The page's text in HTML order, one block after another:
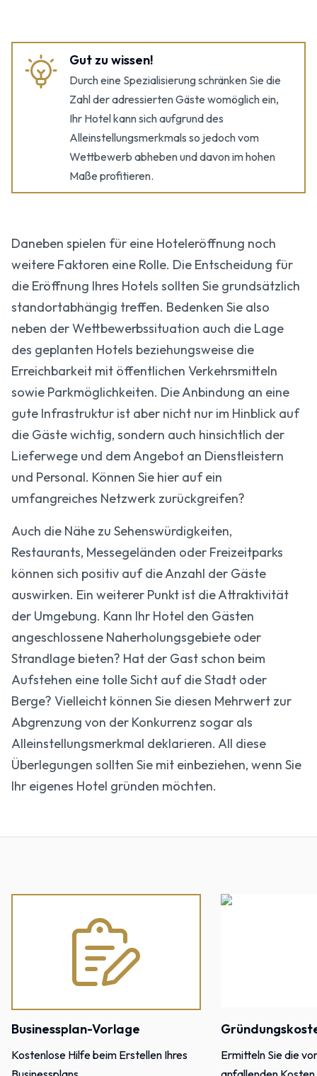
Gut zu wissen!
Durch eine Spezialisierung schränken Sie die
Zahl der adressierten Gäste womöglich ein,
Ihr Hotel kann sich aufgrund des
Alleinstellungsmerkmals so jedoch vom
Wettbewerb abheben und davon im hohen
Maße profitieren.
Daneben spielen für eine Hoteleröffnung noch
weitere Faktoren eine Rolle. Die Entscheidung für
die Eröffnung Ihres Hotels sollten Sie grundsätzlich
standortabhängig treffen. Bedenken Sie also
neben der Wettbewerbssituation auch die Lage
des geplanten Hotels beziehungsweise die
Erreichbarkeit mit öffentlichen Verkehrsmitteln
sowie Parkmöglichkeiten. Die Anbindung an eine
gute Infrastruktur ist aber nicht nur im Hinblick auf
die Gäste wichtig, sondern auch hinsichtlich der
Lieferwege und dem Angebot an Dienstleistern
und Personal. Können Sie hier auf ein
umfangreiches Netzwerk zurückgreifen?
Auch die Nähe zu Sehenswürdigkeiten,
Restaurants, Messegeländen oder Freizeitparks
können sich positiv auf die Anzahl der Gäste
auswirken. Ein weiterer Punkt ist die Attraktivität
der Umgebung. Kann Ihr Hotel den Gästen
angeschlossene Naherholungsgebiete oder
Strandlage bieten? Hat der Gast schon beim
Aufstehen eine tolle Sicht auf die Stadt oder
Berge? Vielleicht können Sie diesen Mehrwert zur
Abgrenzung von der Konkurrenz sogar als
Alleinstellungsmerkmal deklarieren. All diese
Überlegungen sollten Sie mit einbeziehen, wenn Sie
Ihr eigenes Hotel gründen möchten.
Businessplan-Vorlage
Kostenlose Hilfe beim Erstellen Ihres
Ermitteln Sie die